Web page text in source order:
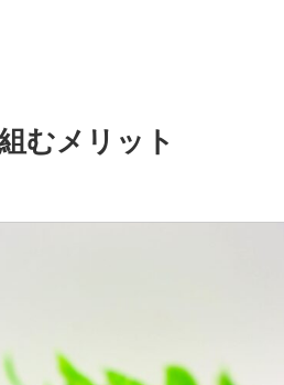
むメリット